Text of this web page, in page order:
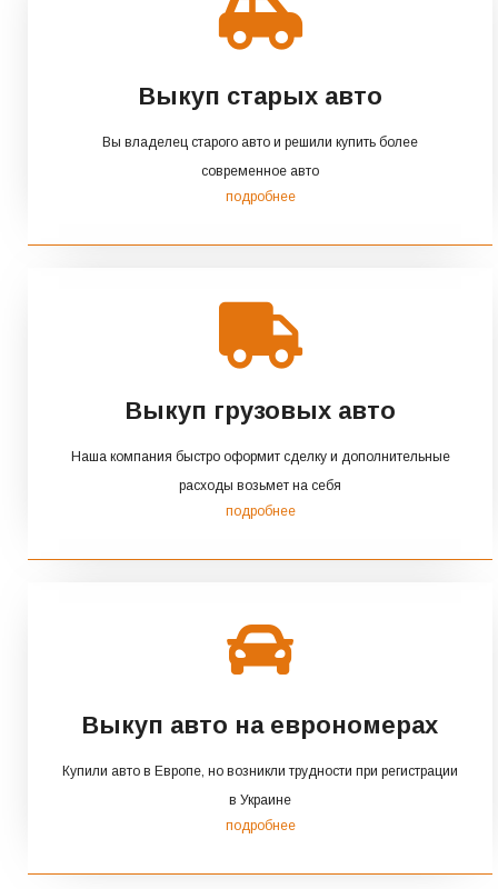
Выкуп старых авто
Вы владелец старого авто и решили купить более
современное авто
подробнее
Выкуп грузовых авто
Наша компания быстро оформит сделку и дополнительные
расходы возьмет на себя
подробнее
Выкуп авто на еврономерах
Купили авто в Европе, но возникли трудности при регистрации
в Украине
подробнее